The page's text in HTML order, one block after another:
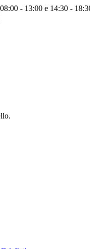
- 13:00 e 14:30 -